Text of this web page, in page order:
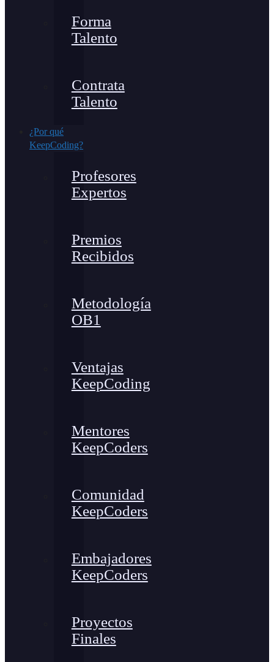
Forma
Talento
Contrata
Talento
¿Por qué
KeepCoding?
Profesores
Expertos
Premios
Recibidos
Metodología
OB1
Ventajas
KeepCoding
Mentores
KeepCoders
Comunidad
KeepCoders
Embajadores
KeepCoders
Proyectos
Finales